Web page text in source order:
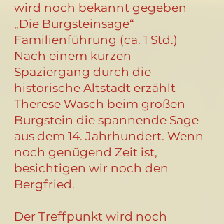
wird noch bekannt gegeben
„Die Burgsteinsage“
Familienführung (ca. 1 Std.)
Nach einem kurzen
Spaziergang durch die
historische Altstadt erzählt
Therese Wasch beim großen
Burgstein die spannende Sage
aus dem 14. Jahrhundert. Wenn
noch genügend Zeit ist,
besichtigen wir noch den
Bergfried.
Der Treffpunkt wird noch